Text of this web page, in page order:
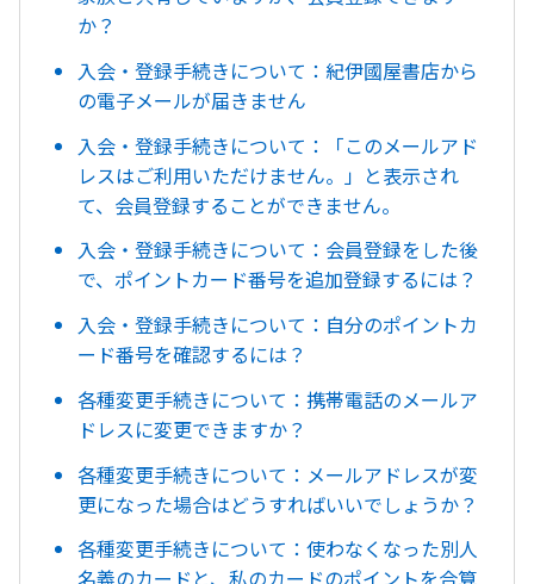
か？
入会・登録手続きについて：紀伊國屋書店から
の電子メールが届きません
入会・登録手続きについて：「このメールアド
レスはご利用いただけません。」と表示され
て、会員登録することができません。
入会・登録手続きについて：会員登録をした後
で、ポイントカード番号を追加登録するには？
入会・登録手続きについて：自分のポイントカ
ード番号を確認するには？
各種変更手続きについて：携帯電話のメールア
ドレスに変更できますか？
各種変更手続きについて：メールアドレスが変
更になった場合はどうすればいいでしょうか？
各種変更手続きについて：使わなくなった別人